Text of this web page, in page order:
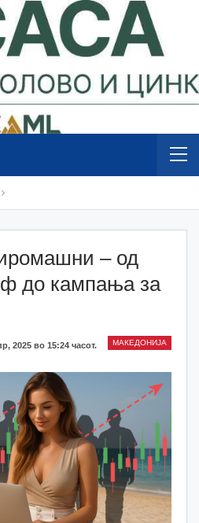
– од
до кампања за
МАКЕДОНИЈА
2025 во 15:24 часот.